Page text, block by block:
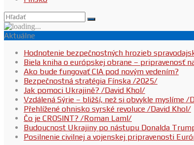
Aktuálne
Hodnotenie bezpečnostných hrozieb
Biela kniha o európskej obrane – pripravenosť
Ako bude fungovať CIA pod novým vedením?
Bezpečnostná stratégia Fínska /2025/
Jak pomoci Ukrajině? /David Khol/
Vzdálená Sýrie – bližší, než si obvykle myslíme /
Přehlížené ohnisko syrské revoluce /David Khol/
Čo je CROSINT? /Roman Laml/
Budoucnost Ukrajiny po nástupu Donalda
Posilnenie civilnej a vojenskej pripravenosti